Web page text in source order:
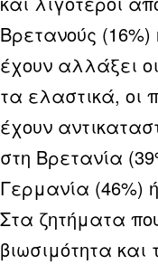
Βρετανούς
έχουν αλλάξει
τα ελαστικά, οι
έχουν
στη Βρετανία
Γερμανία (46%)
Στα ζητήματα
βιωσιμότητα και